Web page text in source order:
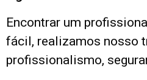
Encontrar um
fácil, realizamos nosso
profissionalismo,